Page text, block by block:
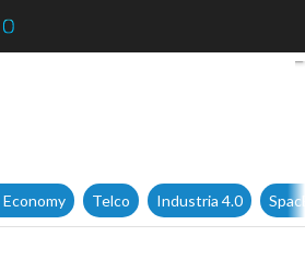
Polo Strategico Nazionale,
Telco Industria 4.0